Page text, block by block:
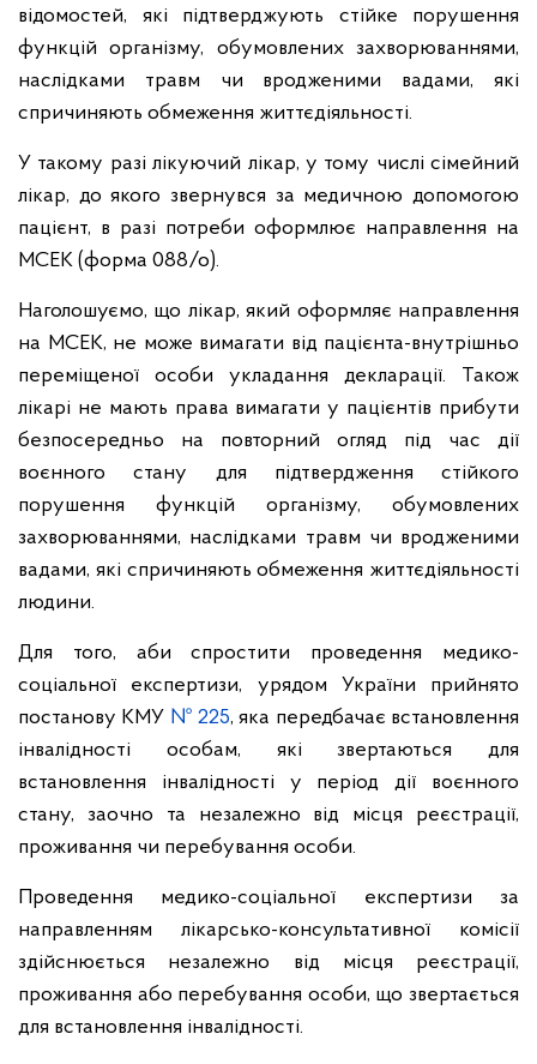
відомостей, які підтверджують стійке порушення
функцій організму, обумовлених захворюваннями,
наслідками травм чи вродженими вадами, які
спричиняють обмеження життєдіяльності.
У такому разі лікуючий лікар, у тому числі сімейний
лікар, до якого звернувся за медичною допомогою
пацієнт, в разі потреби оформлює направлення на
МСЕК (форма 088/о).
Наголошуємо, що лікар, який оформляє направлення
на МСЕК, не може вимагати від пацієнта-внутрішньо
переміщеної особи укладання декларації. Також
лікарі не мають права вимагати у пацієнтів прибути
безпосередньо на повторний огляд під час дії
воєнного стану для підтвердження стійкого
порушення функцій організму, обумовлених
захворюваннями, наслідками травм чи вродженими
вадами, які спричиняють обмеження життєдіяльності
людини.
Для того, аби спростити проведення медико-
соціальної експертизи, урядом України прийнято
постанову КМУ № 225, яка передбачає встановлення
інвалідності особам, які звертаються для
встановлення інвалідності у період дії воєнного
стану, заочно та незалежно від місця реєстрації,
проживання чи перебування особи.
Проведення медико-соціальної експертизи за
направленням лікарсько-консультативної комісії
здійснюється незалежно від місця реєстрації,
проживання або перебування особи, що звертається
для встановлення інвалідності.